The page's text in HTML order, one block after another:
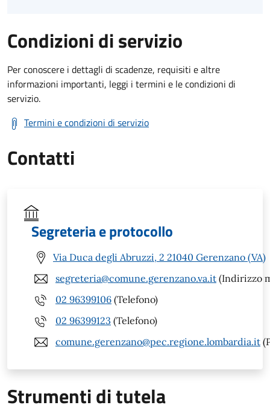
Condizioni di servizio
Per conoscere i dettagli di scadenze, requisiti e altre
informazioni importanti, leggi i termini e le condizioni di
servizio.
Termini e condizioni di servizio
Contatti
Segreteria e protocollo
Via Duca degli Abruzzi, 2 21040 Gerenzano (VA)
segreteria@comune.gerenzano.va.it (Indirizzo
02 96399106 (Telefono)
02 96399123 (Telefono)
comune.gerenzano@pec.regione.lombardia.it
Strumenti di tutela